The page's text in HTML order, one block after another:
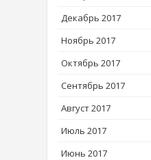
Декабрь 2017
Ноябрь 2017
Октябрь 2017
Сентябрь 2017
Август 2017
Июль 2017
Июнь 2017